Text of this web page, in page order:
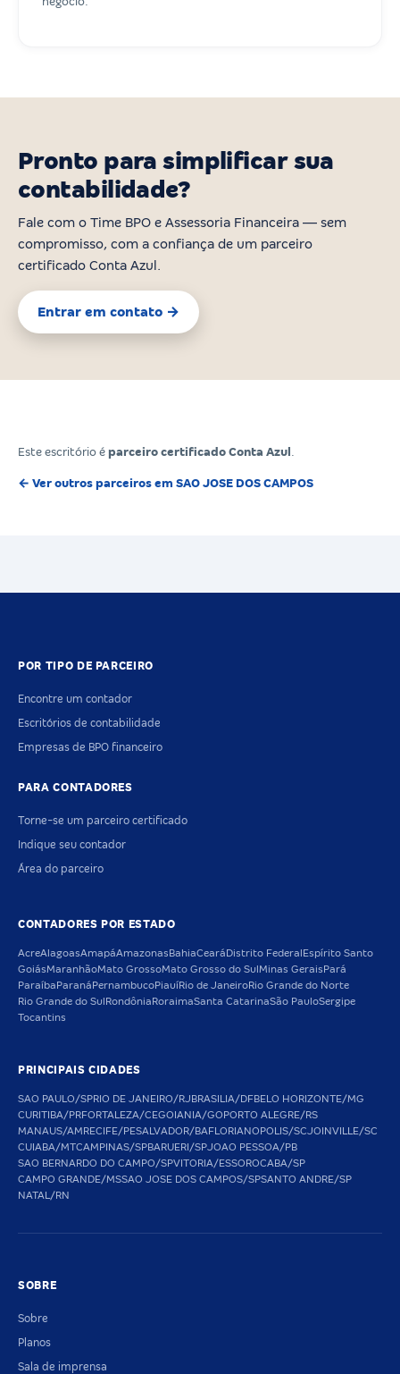
Pronto para simplificar sua
contabilidade?
Fale com o Time BPO e Assessoria Financeira — sem
compromisso, com a confiança de um parceiro
certificado Conta Azul.
Entrar em contato →
Este escritório é parceiro certificado Conta Azul
← Ver outros parceiros em SAO JOSE DOS CAMPOS
POR TIPO DE PARCEIRO
Encontre um contador
Escritórios de contabilidade
Empresas de BPO financeiro
PARA CONTADORES
Torne-se um parceiro certificado
Indique seu contador
Área do parceiro
CONTADORES POR ESTADO
AcreAlagoasAmapáAmazonas BahiaCeará Distrito Federal Espírito Santo
GoiásMaranhãoMato GrossoMato Grosso do Sul Minas Gerais Pará
Paraíba Paraná PernambucoPiauíRio de JaneiroRio Grande do Norte
Rio Grande do Sul Rondônia RoraimaSanta CatarinaSão PauloSergipe
Tocantins
PRINCIPAIS CIDADES
SAO PAULO/SPRIO DE JANEIRO/RJBRASILIA/DFBELO HORIZONTE/MG
CURITIBA/PRFORTALEZA/CEGOIANIA/GOPORTO ALEGRE/RS
MANAUS/AMRECIFE/PESALVADOR/BAFLORIANOPOLIS/SCJOINVILLE/SC
CUIABA/MTCAMPINAS/SPBARUERI/SPJOAO PESSOA/PB
SAO BERNARDO DO CAMPO/SPVITORIA/ESSOROCABA/SP
CAMPO GRANDE/MSSAO JOSE DOS CAMPOS/SPSANTO ANDRE/SP
NATAL/RN
SOBRE
Sobre
Planos
Sala de imprensa